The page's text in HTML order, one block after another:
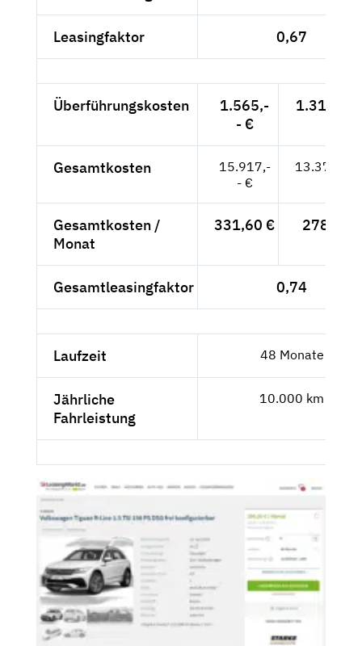
Leasingfaktor 0,67
Überführungskosten
1.565,-
- €
1.315,13
Gesamtkosten
15.917,-
- €
13.375,63
Gesamtkosten /
Monat
331,60 € 278,66 €
Gesamtleasingfaktor 0,74
Laufzeit 48 Monate
Jährliche
Fahrleistung
10.000 km